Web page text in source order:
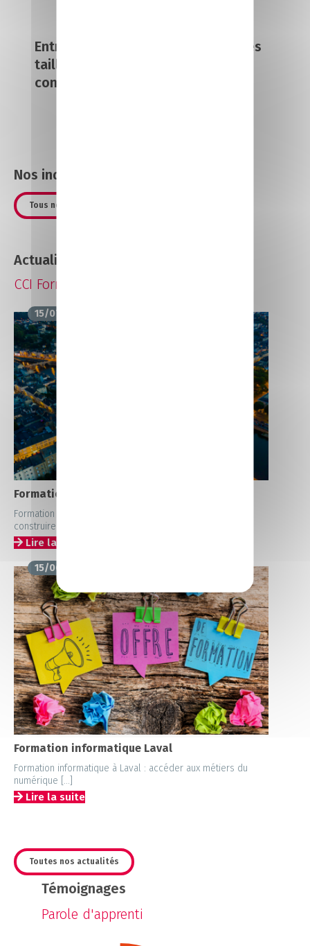
Entreprises tous secteurs et toutes
tailles disposant d'un service
commercial
Nos indicateurs chiffrés CFA Laval
Tous nos indicateurs chiffrés
Actualités
CCI Formation Mayenne
15/07/2026
Formation Laval
Formation à Laval : développer ses compétences pour
construire son […]
Lire la suite
15/06/2026
Formation informatique Laval
Formation informatique à Laval : accéder aux métiers du
numérique​ […]
Lire la suite
Toutes nos actualités
Témoignages
Parole d'apprenti